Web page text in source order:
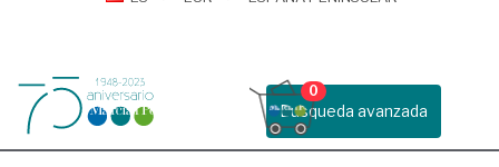
Busqueda avanzada
0